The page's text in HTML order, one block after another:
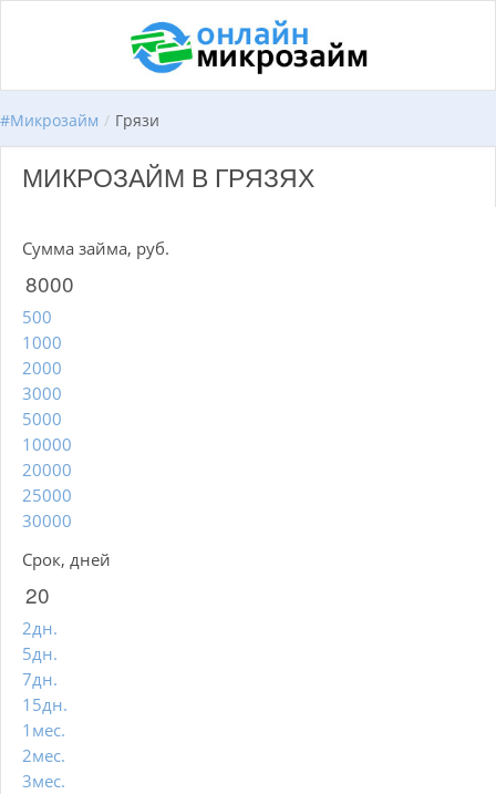
#Микрозайм / Грязи
МИКРОЗАЙМ В ГРЯЗЯХ
Сумма займа, руб.
500
1000
2000
3000
5000
10000
20000
25000
30000
Срок, дней
2дн.
5дн.
7дн.
15дн.
1мес.
2мес.
3мес.